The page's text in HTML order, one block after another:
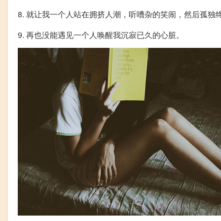
8. 就让我一个人站在拥挤人潮，听嘈杂的笑闹，然后孤独
9. 再也没能遇见一个人唤醒我沉寂已久的心脏。